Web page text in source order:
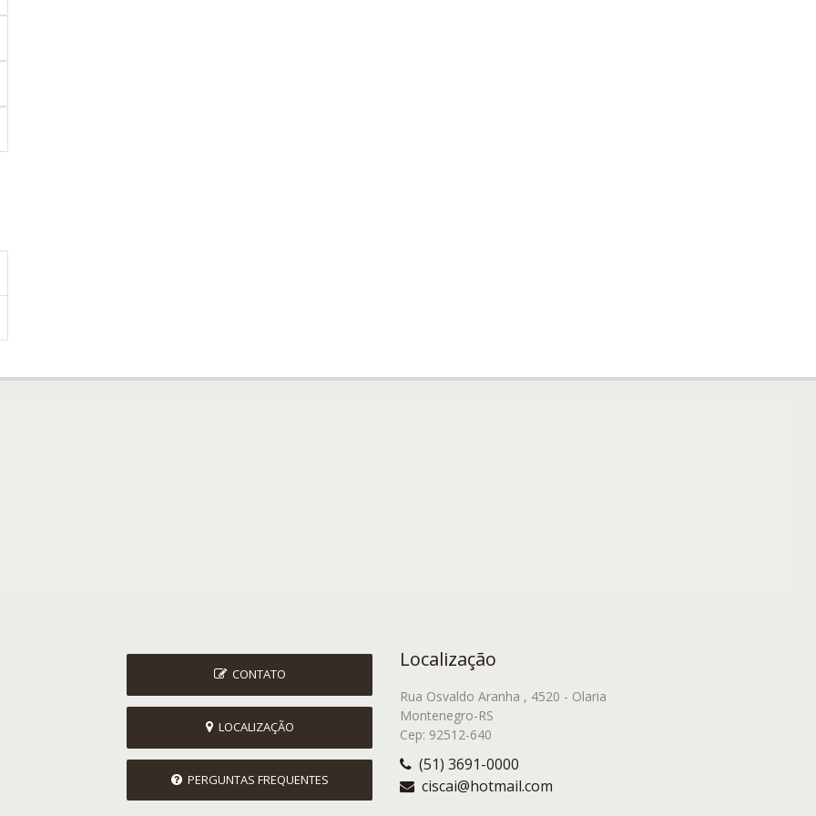
CONTATO
LOCALIZAÇÃO
PERGUNTAS FREQUENTES
Localização
Rua Osvaldo Aranha , 4520 - Olaria
Montenegro-RS
Cep: 92512-640
(51) 3691-0000
ciscai@hotmail.com